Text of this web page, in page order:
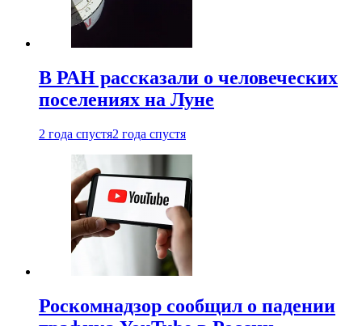
В РАН рассказали о человеческих
поселениях на Луне
2 года спустя2 года спустя
Роскомнадзор сообщил о падении